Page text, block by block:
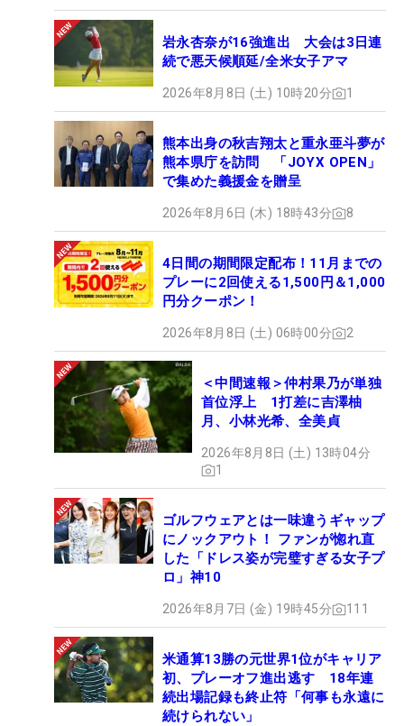
岩永杏奈が16強進出 大会は3日連
続で悪天候順延/全米女子アマ
2026年8月8日 (土) 10時20分 1
熊本出身の秋吉翔太と重永亜斗夢が
熊本県庁を訪問 「JOYX OPEN」
で集めた義援金を贈呈
2026年8月6日 (木) 18時43分 8
4日間の期間限定配布！11月までの
プレーに2回使える1,500円＆1,000
円分クーポン！
2026年8月8日 (土) 06時00分 2
＜中間速報＞仲村果乃が単独
首位浮上 1打差に吉澤柚
月、小林光希、全美貞
2026年8月8日 (土) 13時04分
1
ゴルフウェアとは一味違うギャップ
にノックアウト！ ファンが惚れ直
した「ドレス姿が完璧すぎる女子プ
ロ」神10
2026年8月7日 (金) 19時45分 111
米通算13勝の元世界1位がキャリア
初、プレーオフ進出逃す 18年連
続出場記録も終止符「何事も永遠に
続けられない」